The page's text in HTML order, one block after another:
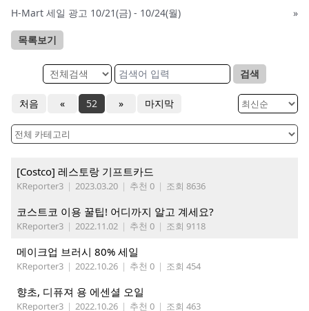
H-Mart 세일 광고 10/21(금) - 10/24(월)
»
목록보기
검색
처음 « 52 » 마지막
[Costco] 레스토랑 기프트카드
KReporter3 | 2023.03.20 | 추천 0 | 조회 8636
코스트코 이용 꿀팁! 어디까지 알고 계세요?
KReporter3 | 2022.11.02 | 추천 0 | 조회 9118
메이크업 브러시 80% 세일
KReporter3 | 2022.10.26 | 추천 0 | 조회 454
향초, 디퓨져 용 에센셜 오일
KReporter3 | 2022.10.26 | 추천 0 | 조회 463